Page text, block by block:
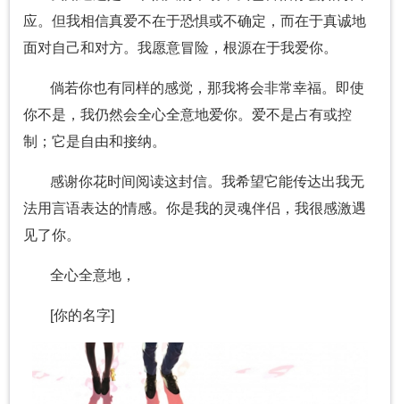
应。但我相信真爱不在于恐惧或不确定，而在于真诚地
面对自己和对方。我愿意冒险，根源在于我爱你。
倘若你也有同样的感觉，那我将会非常幸福。即使
你不是，我仍然会全心全意地爱你。爱不是占有或控
制；它是自由和接纳。
感谢你花时间阅读这封信。我希望它能传达出我无
法用言语表达的情感。你是我的灵魂伴侣，我很感激遇
见了你。
全心全意地，
[你的名字]